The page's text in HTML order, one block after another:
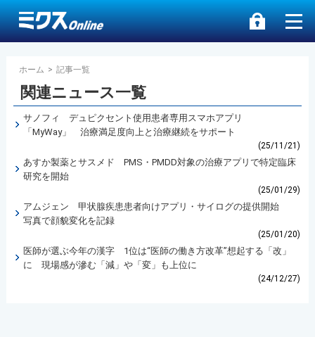
ホーム > 記事一覧
関連ニュース一覧
サノフィ デュピクセント使用患者専用スマホアプリ
「MyWay」 治療満足度向上と治療継続をサポート
(25/11/21)
あすか製薬とサスメド PMS・PMDD対象の治療アプリで特定臨床
研究を開始
(25/01/29)
アムジェン 甲状腺疾患患者向けアプリ・サイログの提供開始
写真で顔貌変化を記録
(25/01/20)
医師が選ぶ今年の漢字 1位は“医師の働き方改革”想起する「改」
に 現場感が滲む「減」や「変」も上位に
(24/12/27)